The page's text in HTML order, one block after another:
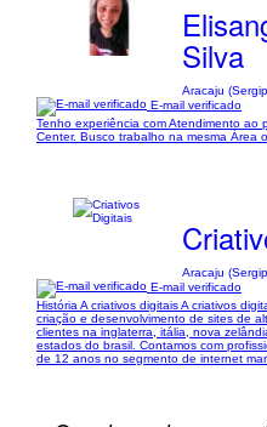
Silva
Aracaju
E-mail verificado
Tenho experiência com Atendimento ao
Center. Busco trabalho na mesma Área
Aracaju
E-mail verificado
História A criativos digitais A criativos
criação e desenvolvimento de sites de
clientes na inglaterra, itália, nova
estados do brasil. Contamos com
de 12 anos no segmento de internet